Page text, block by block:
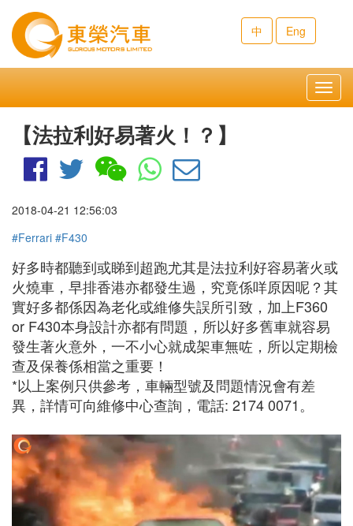
中 Eng
【法拉利好易著火！？】
2018-04-21 12:56:03
#Ferrari #F430
好多時都聽到或睇到超跑尤其是法拉利好容易著火或
火燒車，早排香港亦都發生過，究竟係咩原因呢？其
實好多都係因為老化或維修失誤所引致，加上F360
or F430本身設計亦都有問題，所以好多舊車就容易
發生著火意外，一不小心就成架車無咗，所以定期檢
查及保養係相當之重要！
*以上案例只供參考，車輛型號及問題情況會有差
異，詳情可向維修中心查詢，電話: 2174 0071。